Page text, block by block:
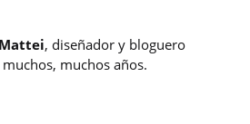
, diseñador y bloguero
muchos años.